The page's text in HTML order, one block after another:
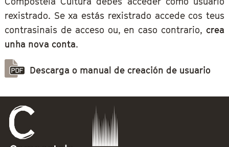
rexistrado. Se xa estás rexistrado accede cos teus
contrasinais de acceso ou, en caso contrario, crea
unha nova conta.
Descarga o manual de creación de usuario